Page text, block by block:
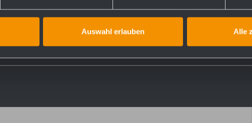
Auswahl erlauben Alle
731049
728135